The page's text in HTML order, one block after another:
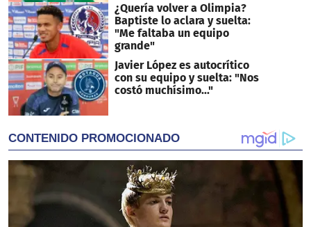
¿Quería volver a Olimpia?
Baptiste lo aclara y suelta:
"Me faltaba un equipo
grande"
Javier López es autocrítico
con su equipo y suelta: "Nos
costó muchísimo..."